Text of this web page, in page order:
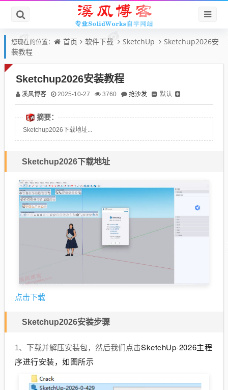
您现在的位置： 首页 软件下载 SketchUp
Sketchup2026安
装教程
Sketchup2026安装教程
溪风博客 2025-10-27 3760 抢沙发 默认
摘要：
Sketchup2026下载地址...
Sketchup2026下载地址
点击下载
Sketchup2026安装步骤
1、下载并解压安装包，然后我们点击SketchUp-2026主程
序进行安装，如图所示